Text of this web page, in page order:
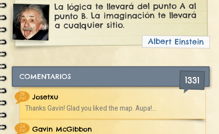
La lógica te llevará del punto A al
punto B. La imaginación te llevará
a cualquier sitio.
Albert Einstein
COMENTARIOS 1331
28
Jul
Josetxu
Thanks Gavin! Glad you liked the map. Aupa!...
24
Jul
Gavin McGibbon